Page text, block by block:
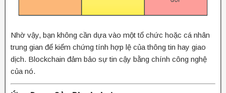
Nhờ vậy, bạn không cần dựa vào một tổ chức hoặc cá nhân
trung gian để kiểm chứng tính hợp lệ của thông tin hay giao
dịch. Blockchain đảm bảo sự tin cậy bằng chính công nghệ
của nó.